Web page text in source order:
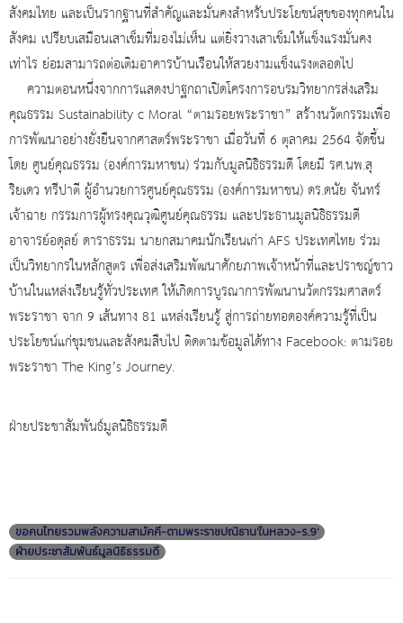
สังคมไทย และเป็นรากฐานที่สำคัญและมั่นคงสำหรับประโยชน์สุขของทุกคนใน
สังคม เปรียบเสมือนเสาเข็มที่มองไม่เห็น แต่ยิ่งวางเสาเข็มให้แข็งแรงมั่นคง
เท่าไร ย่อมสามารถต่อเติมอาคารบ้านเรือนให้สวยงามแข็งแรงตลอดไป
ความตอนหนึ่งจากการแสดงปาฐกถาเปิดโครงการอบรมวิทยากรส่งเสริม
คุณธรรม Sustainability c Moral “ตามรอยพระราชา” สร้างนวัตกรรมเพื่อ
การพัฒนาอย่างยั่งยืนจากศาสตร์พระราชา เมื่อวันที่ 6 ตุลาคม 2564 จัดขึ้น
โดย ศูนย์คุณธรรม (องค์การมหาชน) ร่วมกับมูลนิธิธรรมดี โดยมี รศ.นพ.สุ
ริยเดว ทรีปาตี ผู้อำนวยการศูนย์คุณธรรม (องค์การมหาชน) ดร.ดนัย จันทร์
เจ้าฉาย กรรมการผู้ทรงคุณวุฒิศูนย์คุณธรรม และประธานมูลนิธิธรรมดี
อาจารย์อดุลย์ ดาราธรรม นายกสมาคมนักเรียนเก่า AFS ประเทศไทย ร่วม
เป็นวิทยากรในหลักสูตร เพื่อส่งเสริมพัฒนาศักยภาพเจ้าหน้าที่และปราชญ์ชาว
บ้านในแหล่งเรียนรู้ทั่วประเทศ ให้เกิดการบูรณาการพัฒนานวัตกรรมศาสตร์
พระราชา จาก 9 เส้นทาง 81 แหล่งเรียนรู้ สู่การถ่ายทอดองค์ความรู้ที่เป็น
ประโยชน์แก่ชุมชนและสังคมสืบไป ติดตามข้อมูลได้ทาง Facebook: ตามรอย
พระราชา The King’s Journey.
ฝ่ายประชาสัมพันธ์มูลนิธิธรรมดี
ขอคนไทยรวมพลังความสามัคคี-ตามพระราชปณิธาน'ในหลวง-ร.9'
ฝ่ายประชาสัมพันธ์มูลนิธิธรรมดี